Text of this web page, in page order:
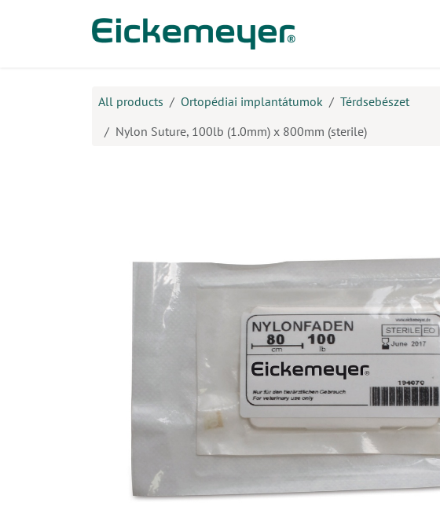
All products Ortopédiai implantátumok
Térdsebészet
Nylon Suture, 100lb (1.0mm) x 800mm (sterile)